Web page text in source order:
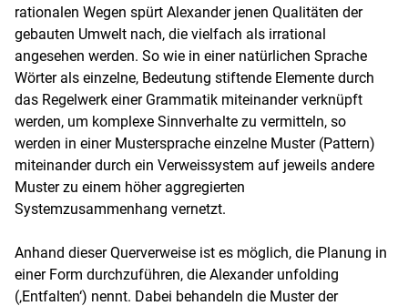
rationalen Wegen spürt Alexander jenen Qualitäten der
gebauten Umwelt nach, die vielfach als irrational
angesehen werden. So wie in einer natürlichen Sprache
Wörter als einzelne, Bedeutung stiftende Elemente durch
das Regelwerk einer Grammatik miteinander verknüpft
werden, um komplexe Sinnverhalte zu vermitteln, so
werden in einer Mustersprache einzelne Muster (Pattern)
miteinander durch ein Verweissystem auf jeweils andere
Muster zu einem höher aggregierten
Systemzusammenhang vernetzt.
Anhand dieser Querverweise ist es möglich, die Planung in
einer Form durchzuführen, die Alexander unfolding
(‚Entfalten‘) nennt. Dabei behandeln die Muster der